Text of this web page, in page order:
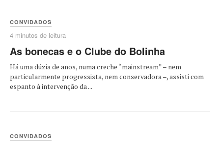
CONVIDADOS
4 minutos de leitura
As bonecas e o Clube do Bolinha
Há uma dúzia de anos, numa creche “mainstream” – nem
particularmente progressista, nem conservadora –, assisti com
espanto à intervenção da ...
CONVIDADOS